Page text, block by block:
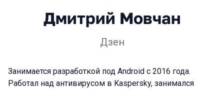
Дмитрий Мовчан
Дзен
Занимается разработкой под Android с 2016 года.
Работал над антивирусом в Kaspersky, занимался